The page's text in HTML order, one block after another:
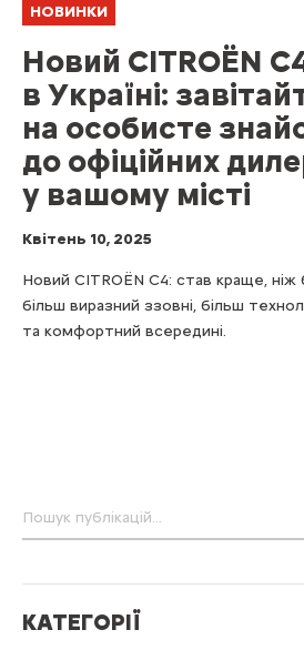
НОВИНКИ
Новий CITROЁN
в Україні:
на особисте
до офіційних
у вашому місті
Квітень 10, 2025
Новий CITROЁN С4: став краще, ніж
більш виразний ззовні, більш
та комфортний всередині.
КАТЕГОРІЇ